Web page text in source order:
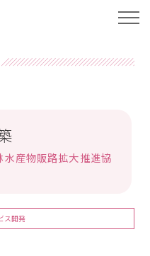
ストーリィプ
水産物販路拡大推進協
ス開発
t
l